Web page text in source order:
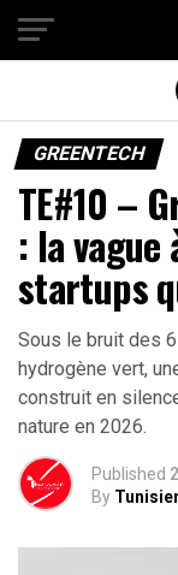
GREENTECH
TE#10 –
: la
startups
Sous le bruit des
hydrogène vert,
construit en
nature en 2026.
Published
By